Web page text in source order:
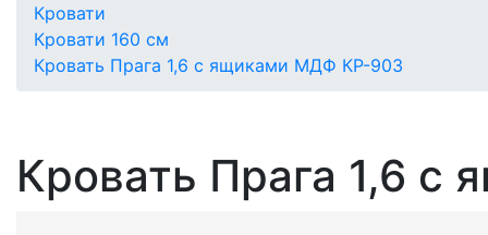
Кровати
Кровати 160 см
Кровать Прага 1,6 с ящиками МДФ КР-903
Кровать Прага 1,6